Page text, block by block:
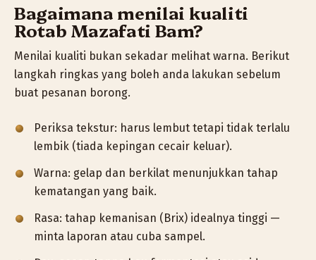
Bagaimana menilai kualiti
Rotab Mazafati Bam?
Menilai kualiti bukan sekadar melihat warna. Berikut
langkah ringkas yang boleh anda lakukan sebelum
buat pesanan borong.
Periksa tekstur: harus lembut tetapi tidak terlalu
lembik (tiada kepingan cecair keluar).
Warna: gelap dan berkilat menunjukkan tahap
kematangan yang baik.
Rasa: tahap kemanisan (Brix) idealnya tinggi —
minta laporan atau cuba sampel.